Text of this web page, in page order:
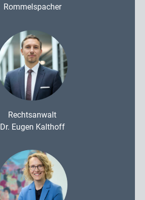
Rommelspacher
Rechtsanwalt
Dr. Eugen Kalthoff